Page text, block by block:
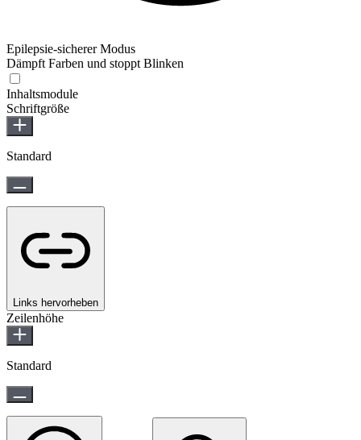
Epilepsie-sicherer Modus
Dämpft Farben und stoppt Blinken
Inhaltsmodule
Schriftgröße
Standard
Links hervorheben
Zeilenhöhe
Standard